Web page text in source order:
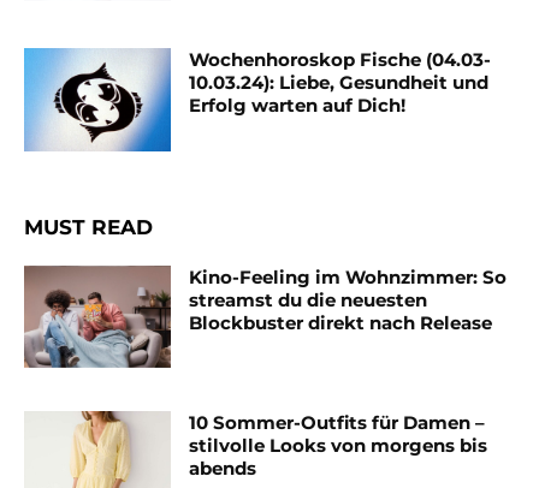
Wochenhoroskop Fische (04.03-
10.03.24): Liebe, Gesundheit und
Erfolg warten auf Dich!
MUST READ
Kino-Feeling im Wohnzimmer: So
streamst du die neuesten
Blockbuster direkt nach Release
10 Sommer-Outfits für Damen –
stilvolle Looks von morgens bis
abends